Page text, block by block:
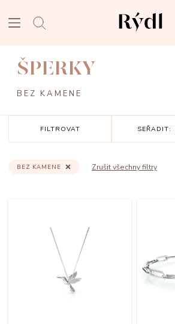
ŠPERKY
BEZ KAMENE
FILTROVAT SEŘADIT:
Zrušit všechny filtry
BEZ KAMENE